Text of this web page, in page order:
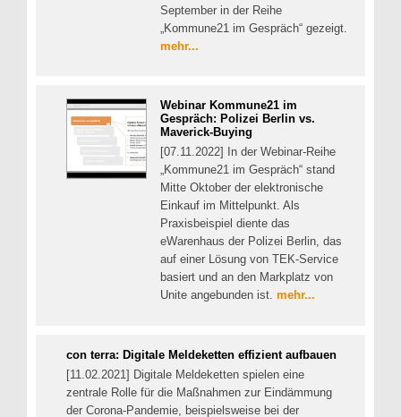
September in der Reihe
„Kommune21 im Gespräch“ gezeigt.
mehr...
Webinar Kommune21 im
Gespräch: Polizei Berlin vs.
Maverick-Buying
[07.11.2022] In der Webinar-Reihe
„Kommune21 im Gespräch“ stand
Mitte Oktober der elektronische
Einkauf im Mittelpunkt. Als
Praxisbeispiel diente das
eWarenhaus der Polizei Berlin, das
auf einer Lösung von TEK-Service
basiert und an den Markplatz von
Unite angebunden ist. mehr...
con terra: Digitale Meldeketten effizient aufbauen
[11.02.2021] Digitale Meldeketten spielen eine
zentrale Rolle für die Maßnahmen zur Eindämmung
der Corona-Pandemie, beispielsweise bei der